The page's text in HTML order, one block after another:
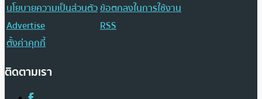
นโยบายความเป็นส่วนตัวข้อตกลงในการใช้งาน
Advertise
RSS
ตั้งค่าคุกกี้
ติดตามเรา